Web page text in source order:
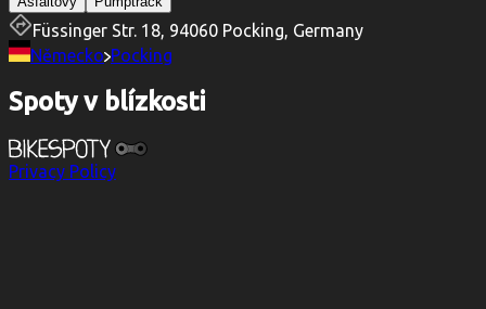
Füssinger Str. 18, 94060 Pocking, Germany
Německo Pocking
Spoty v blízkosti
Privacy Policy